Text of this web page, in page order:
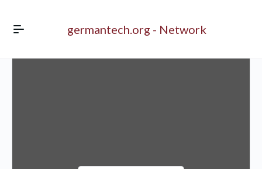
germantech.org - Network